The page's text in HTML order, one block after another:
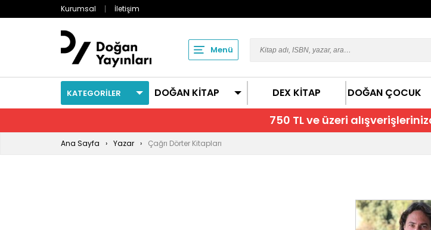
Kurumsal İletişim
Menü
KATEGORİLER DOĞAN KİTAP DEX KİTAP DOĞAN ÇOCUK
750 TL ve üzeri
Ana Sayfa Yazar Çağrı Dörter Kitapları